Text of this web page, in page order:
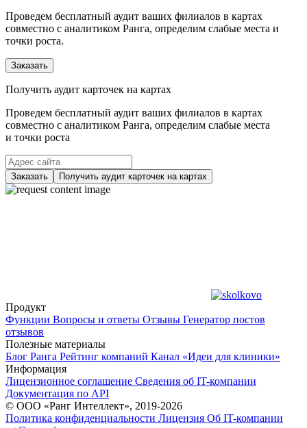
Проведем бесплатный аудит ваших филиалов в картах
совместно с аналитиком Ранга, определим слабые места и
точки роста.
Заказать
Получить аудит карточек на картах
Проведем бесплатный аудит ваших филиалов в картах
совместно с аналитиком Ранга, определим слабые места
и точки роста
Заказать Получить аудит карточек на картах
Продукт
Функции Вопросы и ответы Отзывы Генератор постов
отзывов
Полезные материалы
Блог Ранга Рейтинг компаний Канал «Идеи для клиники»
Информация
Лицензионное соглашение Сведения об IT-компании
Документация по API
© ООО «Ранг Интеллект», 2019-2026
Политика конфиденциальности Лицензия Об IT-компании